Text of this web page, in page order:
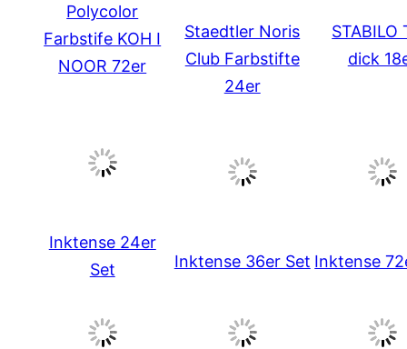
Polycolor
Farbstife KOH I
NOOR 72er
Staedtler Noris
Club Farbstifte
24er
STABILO
dick
Inktense 24er
Set
Inktense 36er Set Inktense